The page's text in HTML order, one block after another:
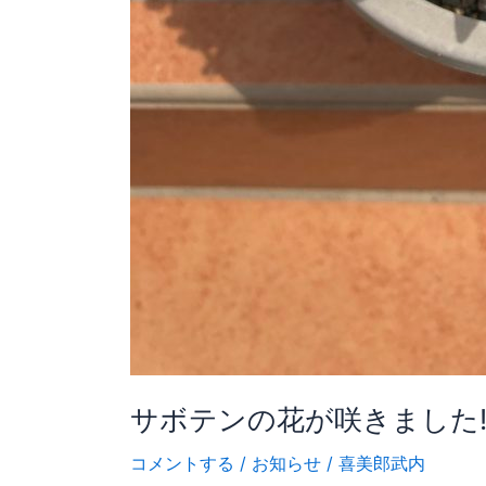
サボテンの花が咲きました!
コメントする / お知らせ / 喜美郎武内